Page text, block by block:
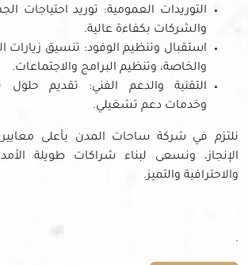
التوريدات العمومية: توريد احتياجات
والشركات بكفاءة عالية.
استقبال وتنظيم الوفود: تنسيق زيارات
والخاصة، وتنظيم البرامج والاجتماعات.
التقنية والدعم الفني: تقديم حلول
وخدمات دعم تشغيلي.
نلتزم في شركة ساحات المدن بأعلى
الإنجاز، ونسعى لبناء شراكات طويلة
والاحترافية والتميز.
.